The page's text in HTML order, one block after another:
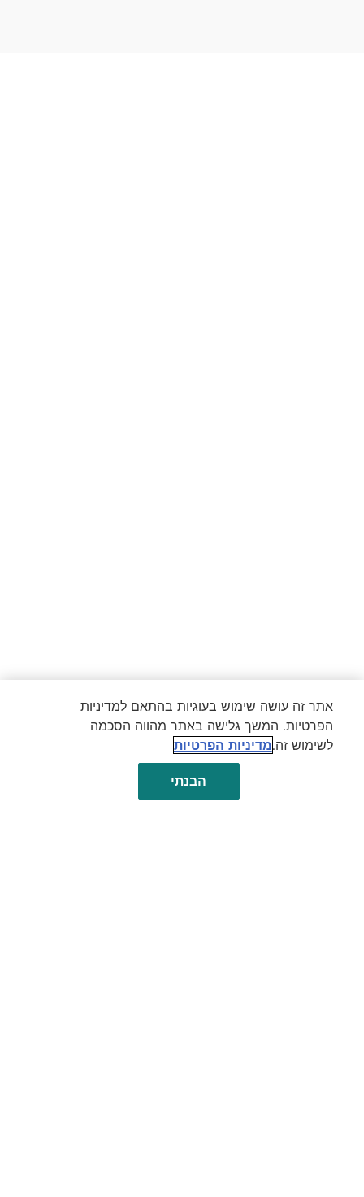
אתר זה עושה שימוש בעוגיות בהתאם למדיניות
הפרטיות. המשך גלישה באתר מהווה הסכמה
לשימוש זה.מדיניות הפרטיות
הבנתי